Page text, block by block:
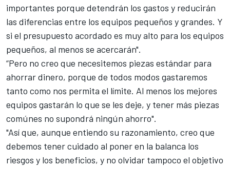
importantes porque detendrán los gastos y reducirán
las diferencias entre los equipos pequeños y grandes. Y
si el presupuesto acordado es muy alto para los equipos
pequeños, al menos se acercarán".
“Pero no creo que necesitemos piezas estándar para
ahorrar dinero, porque de todos modos gastaremos
tanto como nos permita el límite. Al menos los mejores
equipos gastarán lo que se les deje, y tener más piezas
comúnes no supondrá ningún ahorro".
"Así que, aunque entiendo su razonamiento, creo que
debemos tener cuidado al poner en la balanca los
riesgos y los beneficios, y no olvidar tampoco el objetivo